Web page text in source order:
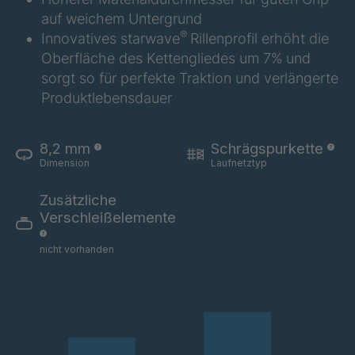
A 02 SV 4034290
A 95 SV
A 148 8 SV 4034877
auf weichem Untergrund
Innovatives starwave® Rillenprofil erhöht die
Oberfläche des Kettengliedes um 7% und
sorgt so für perfekte Traktion und verlängerte
Produktlebensdauer
8,2 mm
Dimension
Schrägspurkette
Laufnetztyp
Zusätzliche
Verschleißelemente
nicht vorhanden